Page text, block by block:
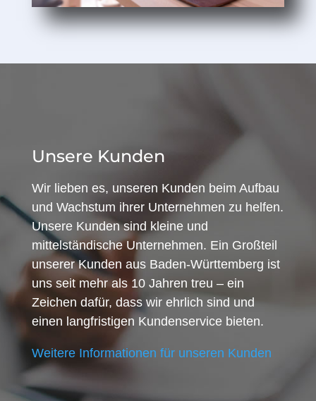
Unsere Kunden
Wir lieben es, unseren Kunden beim Aufbau
und Wachstum ihrer Unternehmen zu helfen.
Unsere Kunden sind kleine und
mittelständische Unternehmen. Ein Großteil
unserer Kunden aus Baden-Württemberg ist
uns seit mehr als 10 Jahren treu – ein
Zeichen dafür, dass wir ehrlich sind und
einen langfristigen Kundenservice bieten.
Weitere Informationen für unseren Kunden